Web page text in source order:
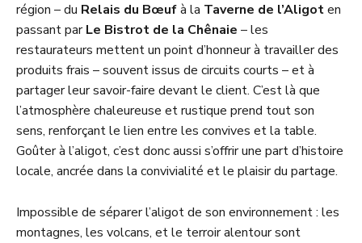
région – du Relais du Bœufà la Taverne de l’Aligoten
passant parLe Bistrot de la Chênaie – les
restaurateurs mettent un point d’honneur à travailler des
produits frais – souvent issus de circuits courts – et à
partager leur savoir-faire devant le client. C’est là que
l’atmosphère chaleureuse et rustique prend tout son
sens, renforçant le lien entre les convives et la table.
Goûter à l’aligot, c’est donc aussi s’offrir une part d’histoire
locale, ancrée dans la convivialité et le plaisir du partage.
Impossible de séparer l’aligot de son environnement : les
montagnes, les volcans, et le terroir alentour sont